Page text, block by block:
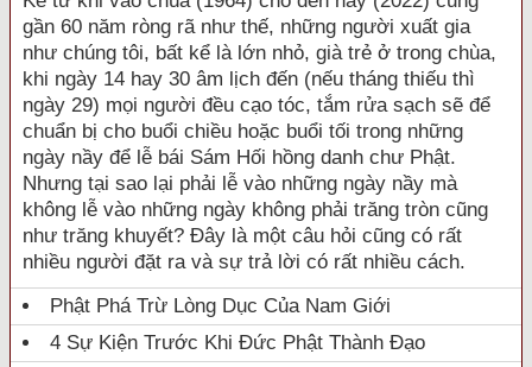
gần 60 năm ròng rã như thế, những người xuất gia
như chúng tôi, bất kể là lớn nhỏ, già trẻ ở trong chùa,
khi ngày 14 hay 30 âm lịch đến (nếu tháng thiếu thì
ngày 29) mọi người đều cạo tóc, tắm rửa sạch sẽ để
chuẩn bị cho buổi chiều hoặc buổi tối trong những
ngày nầy để lễ bái Sám Hối hồng danh chư Phật.
Nhưng tại sao lại phải lễ vào những ngày nầy mà
không lễ vào những ngày không phải trăng tròn cũng
như trăng khuyết? Đây là một câu hỏi cũng có rất
nhiều người đặt ra và sự trả lời có rất nhiều cách.
Phật Phá Trừ Lòng Dục Của Nam Giới
4 Sự Kiện Trước Khi Đức Phật Thành Đạo